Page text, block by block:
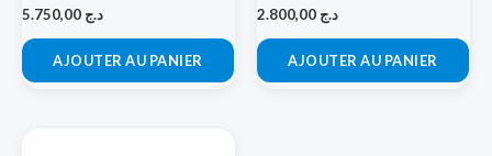
د.ج
AJOUTER AU PANIER
د.ج
AJOUTER AU PANIER